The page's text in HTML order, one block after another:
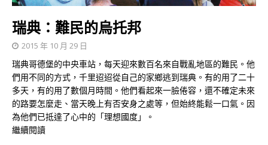
瑞典：難民的烏托邦
2015 年 10 月 29 日
瑞典哥德堡的中央車站，每天迎來數百名來自戰亂地區的難民。他
們用不同的方式，千里迢迢從自己的家鄉逃到瑞典。有的用了二十
多天，有的用了數個月時間。他們看起來一臉倦容，還不確定未來
的路要怎麼走、當天晚上有否安身之處等，但始終能鬆一口氣。因
為他們已抵達了心中的「理想國度」。
繼續閱讀